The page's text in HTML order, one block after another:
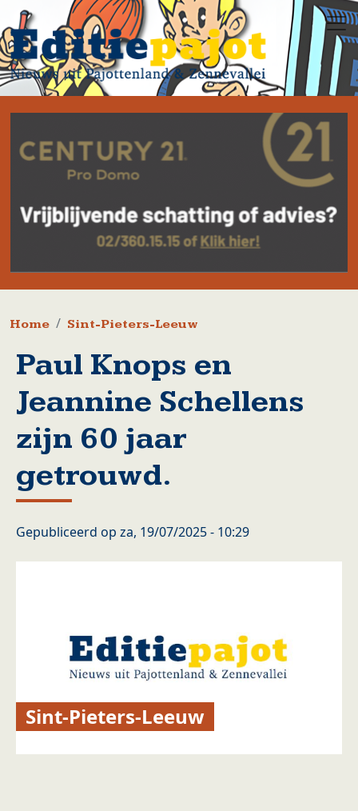
Overslaan en naar de inhoud gaan
Kruimelpad
Home Sint-Pieters-Leeuw
Paul Knops en
Jeannine Schellens
zijn 60 jaar
getrouwd.
Gepubliceerd op za, 19/07/2025 - 10:29
Sint-Pieters-Leeuw